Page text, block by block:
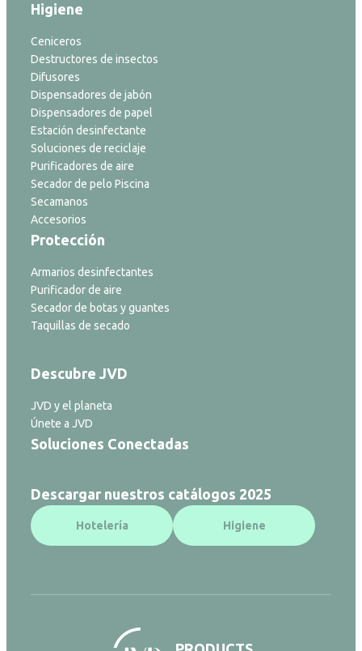
Higiene
Ceniceros
Destructores de insectos
Difusores
Dispensadores de jabón
Dispensadores de papel
Estación desinfectante
Soluciones de reciclaje
Purificadores de aire
Secador de pelo Piscina
Secamanos
Accesorios
Protección
Armarios desinfectantes
Purificador de aire
Secador de botas y guantes
Taquillas de secado
Descubre JVD
JVD y el planeta
Únete a JVD
Soluciones Conectadas
Descargar nuestros catálogos 2025
Hotelería Higiene